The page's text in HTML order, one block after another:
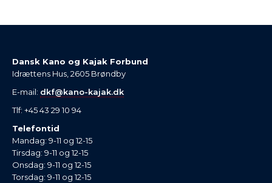
Dansk Kano og Kajak Forbund
Idrættens Hus, 2605 Brøndby
E-mail: dkf@kano-kajak.dk
Tlf: +45 43 29 10 94
Telefontid
Mandag: 9-11 og 12-15
Tirsdag: 9-11 og 12-15
Onsdag: 9-11 og 12-15
Torsdag: 9-11 og 12-15